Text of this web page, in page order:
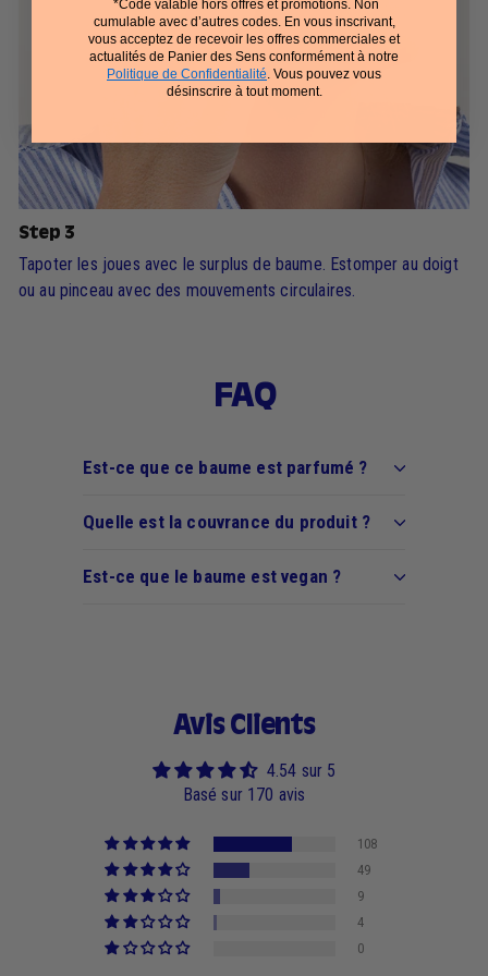
Step 3
Tapoter les joues avec le surplus de baume. Estomper au doigt
ou au pinceau avec des mouvements circulaires.
FAQ
Est-ce que ce baume est parfumé ?
Quelle est la couvrance du produit ?
Est-ce que le baume est vegan ?
Avis Clients
4.54 sur 5
Basé sur 170 avis
108
49
9
4
0
*Code valable hors offres et promotions. Non
cumulable avec d’autres codes. En vous inscrivant,
vous acceptez de recevoir les offres commerciales et
actualités de Panier des Sens conformément à notre
Politique de Confidentialité. Vous pouvez vous
désinscrire à tout moment.